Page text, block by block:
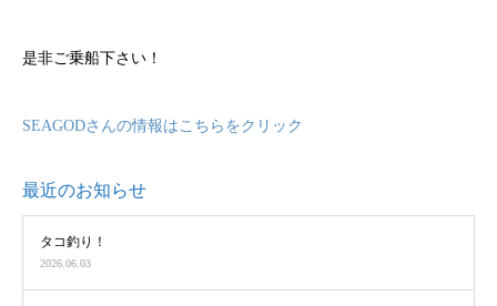
是非ご乗船下さい！
SEAGODさんの情報はこちらをクリック
最近のお知らせ
タコ釣り！
2026.06.03